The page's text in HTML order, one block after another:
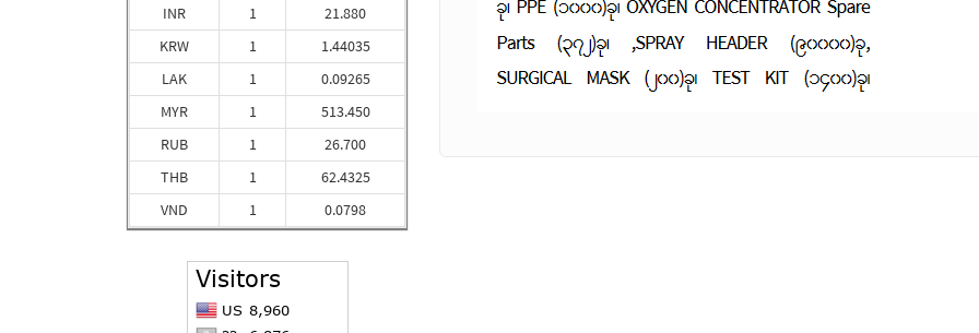
INR
KRW
LAK
MYR
RUB
THB
VND
1
1
1
1
1
1
1
21.880
1.44035
0.09265
513.450
26.700
62.4325
0.0798